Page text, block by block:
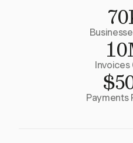
Payments